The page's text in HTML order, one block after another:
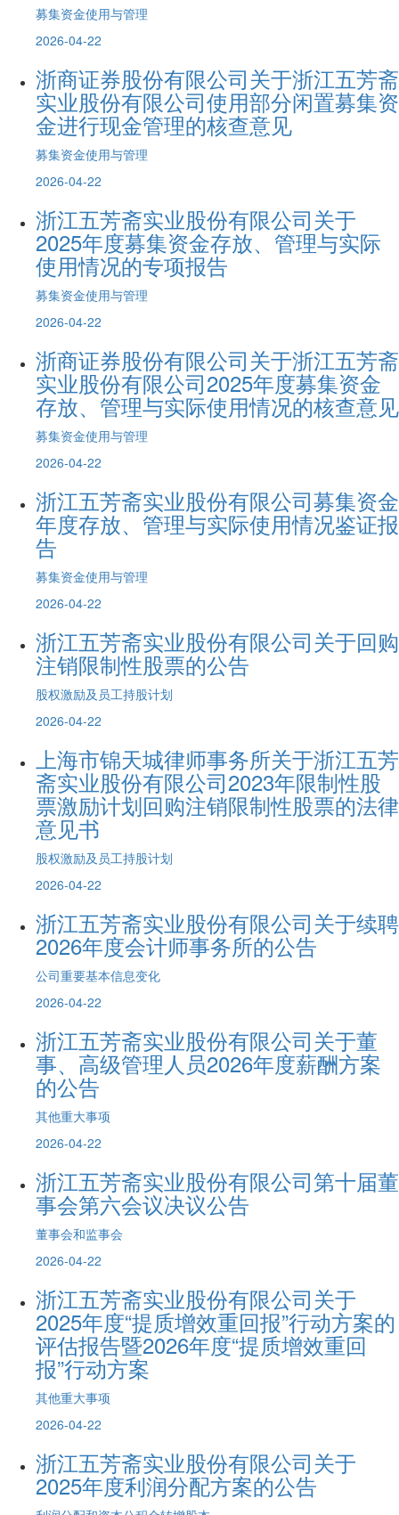
募集资金使用与管理
2026-04-22
浙商证券股份有限公司关于浙江五芳斋
实业股份有限公司使用部分闲置募集资
金进行现金管理的核查意见
募集资金使用与管理
2026-04-22
浙江五芳斋实业股份有限公司关于
2025年度募集资金存放、管理与实际
使用情况的专项报告
募集资金使用与管理
2026-04-22
浙商证券股份有限公司关于浙江五芳斋
实业股份有限公司2025年度募集资金
存放、管理与实际使用情况的核查意见
募集资金使用与管理
2026-04-22
浙江五芳斋实业股份有限公司募集资金
年度存放、管理与实际使用情况鉴证报
告
募集资金使用与管理
2026-04-22
浙江五芳斋实业股份有限公司关于回购
注销限制性股票的公告
股权激励及员工持股计划
2026-04-22
上海市锦天城律师事务所关于浙江五芳
斋实业股份有限公司2023年限制性股
票激励计划回购注销限制性股票的法律
意见书
股权激励及员工持股计划
2026-04-22
浙江五芳斋实业股份有限公司关于续聘
2026年度会计师事务所的公告
公司重要基本信息变化
2026-04-22
浙江五芳斋实业股份有限公司关于董
事、高级管理人员2026年度薪酬方案
的公告
其他重大事项
2026-04-22
浙江五芳斋实业股份有限公司第十届董
事会第六会议决议公告
董事会和监事会
2026-04-22
浙江五芳斋实业股份有限公司关于
2025年度“提质增效重回报”行动方案的
评估报告暨2026年度“提质增效重回
报”行动方案
其他重大事项
2026-04-22
浙江五芳斋实业股份有限公司关于
2025年度利润分配方案的公告